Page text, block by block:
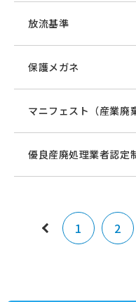
放流基準
保護メガネ
マニフェスト（産業廃
優良産廃処理業者認定
1 2